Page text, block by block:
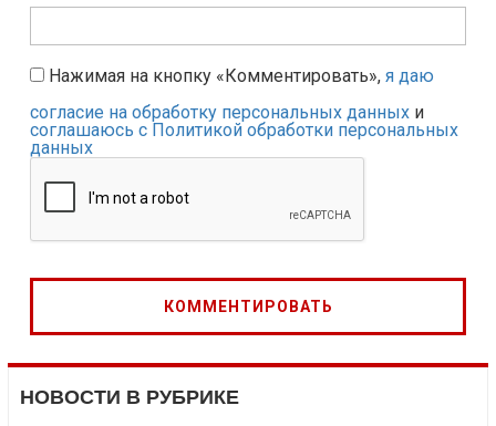
Нажимая на кнопку «Комментировать», я даю
согласие на обработку персональных данных и
соглашаюсь с Политикой обработки персональных
данных
НОВОСТИ В РУБРИКЕ